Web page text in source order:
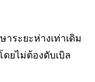
ระยะห่างเท่าเดิม
ยไม่ต้องดับเบิล